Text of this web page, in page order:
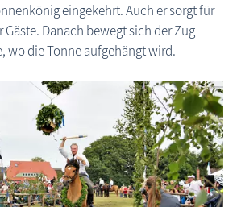
eingekehrt. Auch er sorgt für
Danach bewegt sich der Zug
wo die Tonne aufgehängt wird.